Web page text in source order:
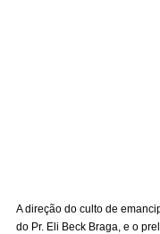
A direção do culto de
do Pr. Eli Beck Braga, e o